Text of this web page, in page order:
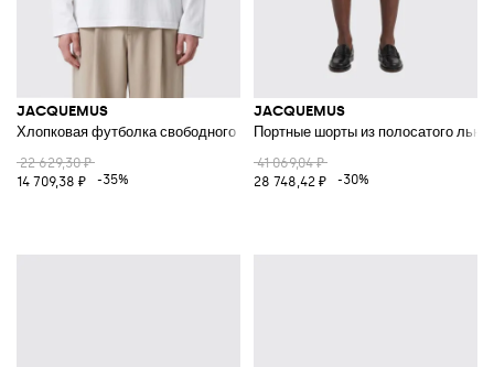
JACQUEMUS
Хлопковая футболка свободного кроя с длинными рукавами
22 629,30 ₽
14 709,38 ₽
-35%
JACQUEMUS
Портные шорты из полосатого льна
41 069,04 ₽
28 748,42 ₽
-30%